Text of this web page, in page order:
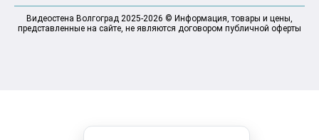
Видеостена Волгоград 2025-2026 © Информация, товары и цены,
представленные на сайте, не являются договором публичной оферты